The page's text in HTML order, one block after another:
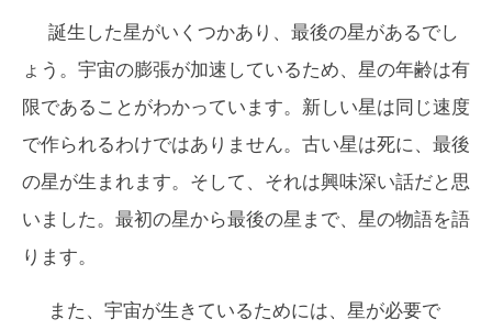
誕生した星がいくつかあり、最後の星があるでし
ょう。宇宙の膨張が加速しているため、星の年齢は有
限であることがわかっています。新しい星は同じ速度
で作られるわけではありません。古い星は死に、最後
の星が生まれます。そして、それは興味深い話だと思
いました。最初の星から最後の星まで、星の物語を語
ります。
また、宇宙が生きているためには、星が必要で